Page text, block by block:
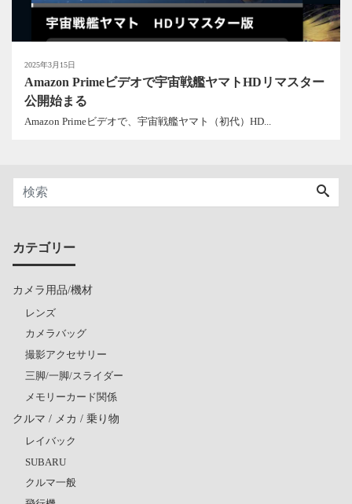
2025年3月15日
Amazon Primeビデオで宇宙戦艦ヤマトHDリマスター
公開始まる
Amazon Primeビデオで、宇宙戦艦ヤマト（初代）HD...
カテゴリー
カメラ用品/機材
レンズ
カメラバッグ
撮影アクセサリー
三脚/一脚/スライダー
メモリーカード関係
クルマ / メカ / 乗り物
レイバック
SUBARU
クルマ一般